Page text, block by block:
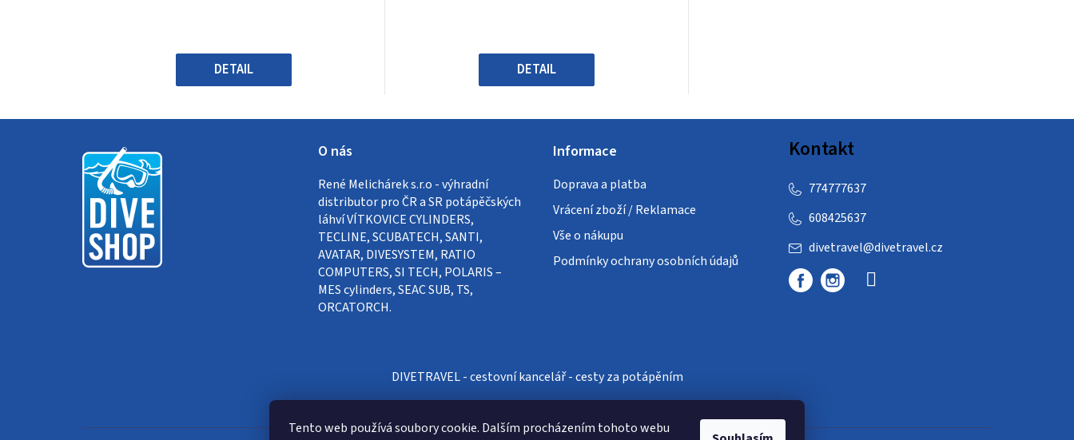
Tento web používá soubory cookie. Dalším procházením tohoto webu
hvězdiček.
DETAIL
hvězdiček.
DETAIL
O nás
René Melichárek s.r.o - výhradní
distributor pro ČR a SR potápěčských
láhví VÍTKOVICE CYLINDERS,
TECLINE, SCUBATECH, SANTI,
AVATAR, DIVESYSTEM, RATIO
COMPUTERS, SI TECH, POLARIS –
MES cylinders, SEAC SUB, TS,
ORCATORCH.
Informace
Doprava a platba
Vrácení zboží / Reklamace
Vše o nákupu
Podmínky ochrany osobních údajů
Kontakt
divetravel@divetravel.cz
608425637
774777637
DIVETRAVEL - cestovní kancelář - cesty za potápěním